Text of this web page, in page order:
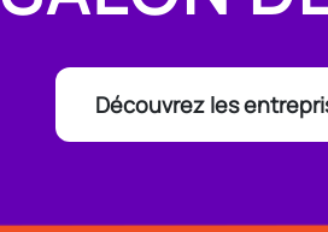
Découvrez les